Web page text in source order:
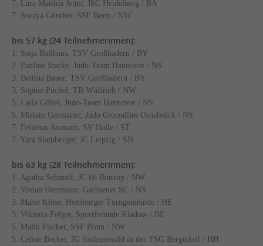
7. Lara Matilda Jetter, JSC Heidelberg / BA
7. Soraya Günther, SSF Bonn / NW
bis 57 kg (24 Teilnehmerinnen):
1. Seija Ballhaus, TSV Großhadern / BY
2. Pauline Starke, Judo-Team Hannover / NS
3. Bettina Bauer, TSV Großhadern / BY
3. Sophie Püchel, TB Wülfrath / NW
5. Laila Göbel, Judo-Team Hannover / NS
5. Miriam Garmatter, Judo Crocodiles Osnabrück / NS
7. Felizitas Aumann, SV Halle / ST
7. Yara Slamberger, JC Leipzig / SN
bis 63 kg (28 Teilnehmerinnen):
1. Agatha Schmidt, JC 66 Bottrop / NW
2. Vivian Herrmann, Garbsener SC / NS
3. Marie Klose, Homburger Turngemeinde / HE
3. Viktoria Folger, Sportfreunde Kladow / BE
5. Malin Fischer, SSF Bonn / NW
5. Celine Becker, JG Sachsenwald in der TSG Bergedorf / HH